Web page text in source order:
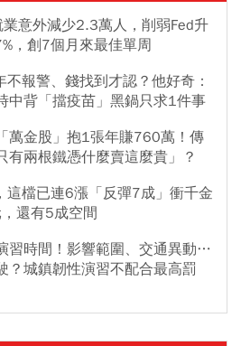
意外減少2.3萬人，削弱Fed升
，創7個月來最佳單周
報警、錢找到才認？他好奇：
背「擋疫苗」黑鍋只求1件事
萬金股」抱1張年賺760萬！傳
有兩根鐵憑什麼賣這麼貴」？
這檔已連6漲「反彈7成」衝千金
還有5成空間
習時間！影響範圍、交通異動…
？城鎮韌性演習不配合最高罰